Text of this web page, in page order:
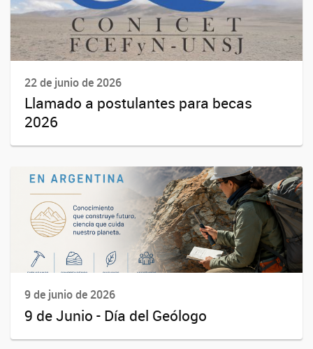
22 de junio de 2026
Llamado a postulantes para becas
2026
9 de junio de 2026
9 de Junio - Día del Geólogo